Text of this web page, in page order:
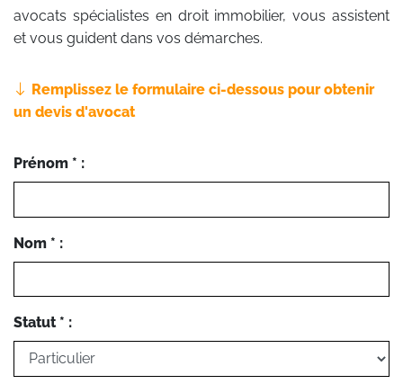
avocats spécialistes en droit immobilier, vous assistent
et vous guident dans vos démarches.
Remplissez le formulaire ci-dessous pour obtenir
un devis d'avocat
Prénom * :
Nom * :
Statut * :